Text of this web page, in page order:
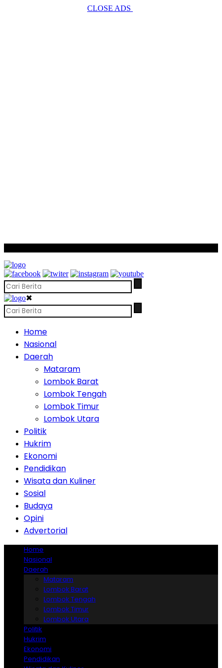
CLOSE ADS
✖
Home
Nasional
Daerah
Mataram
Lombok Barat
Lombok Tengah
Lombok Timur
Lombok Utara
Politik
Hukrim
Ekonomi
Pendidikan
Wisata dan Kuliner
Sosial
Budaya
Opini
Advertorial
Home
Nasional
Daerah
Mataram
Lombok Barat
Lombok Tengah
Lombok Timur
Lombok Utara
Politik
Hukrim
Ekonomi
Pendidikan